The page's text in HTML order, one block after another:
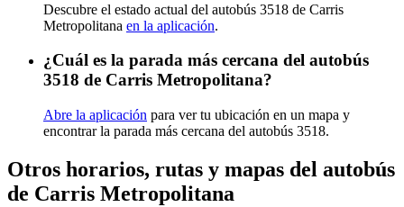
Descubre el estado actual del autobús 3518 de Carris
Metropolitana en la aplicación.
¿Cuál es la parada más cercana del autobús
3518 de Carris Metropolitana?
Abre la aplicación para ver tu ubicación en un mapa y
encontrar la parada más cercana del autobús 3518.
Otros horarios, rutas y mapas del autobús
de Carris Metropolitana